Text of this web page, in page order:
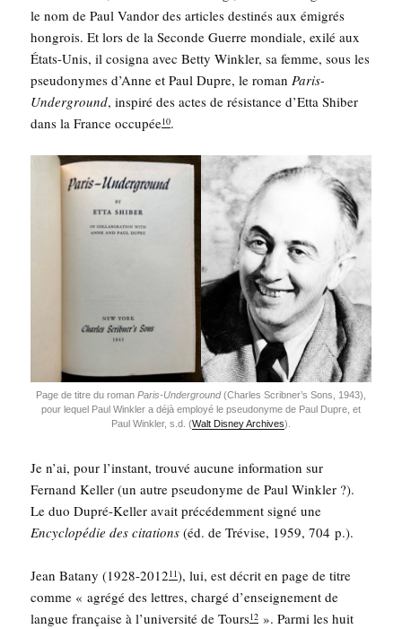
le nom de Paul Van­dor des articles des­ti­nés aux émi­grés
hon­grois. Et lors de la Seconde Guerre mon­diale, exi­lé aux
États-Unis, il cosi­gna avec Bet­ty Wink­ler, sa femme, sous les
pseu­do­nymes d’Anne et Paul Dupre, le romanParis-
Under­ground, ins­pi­ré des actes de résis­tance d’Etta Shi­ber
dans la France occu­pée10.
Page de titre du roman Paris-Under­ground(Charles Scrib­ner’s Sons, 1943),
pour lequel Paul Wink­ler a déjà employé le pseu­do­nyme de Paul Dupre, et
Paul Wink­ler, s.d. (Walt Dis­ney Archives).
Je n’ai, pour l’ins­tant, trou­vé aucune infor­ma­tion sur
Fer­nand Kel­ler (un autre pseu­do­nyme de Paul Wink­ler ?).
Le duo Dupré-Kel­ler avait pré­cé­dem­ment signé une
Ency­clo­pé­die des cita­tions (éd. de Tré­vise, 1959, 704 p.).
Jean Bata­ny (1928-201211), lui, est décrit en page de titre
comme « agré­gé des lettres, char­gé d’enseignement de
langue fran­çaise à l’université de Tours12 ». Par­mi les huit